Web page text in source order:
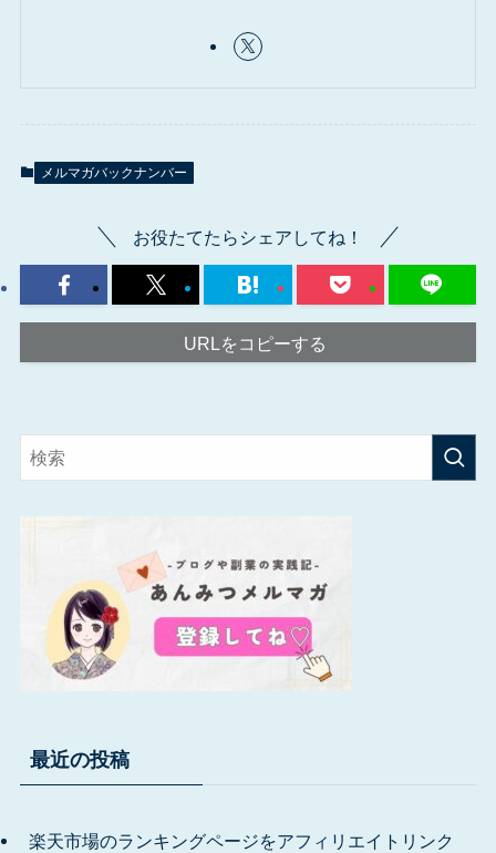
メルマガバックナンバー
お役たてたらシェアしてね！
URLをコピーする
最近の投稿
楽天市場のランキングページをアフィリエイトリンク